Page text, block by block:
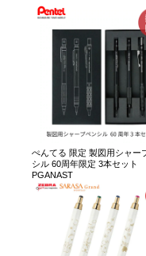
ぺんてる 限定 製図用シャー
シル 60周年限定 3本セット
PGANAST